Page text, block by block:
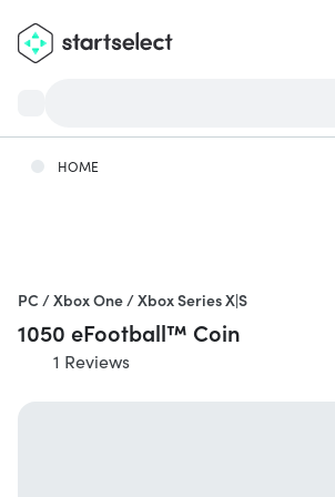
HOME
PC / Xbox One / Xbox Series X|S
1050 eFootball™ Coin
1 Reviews